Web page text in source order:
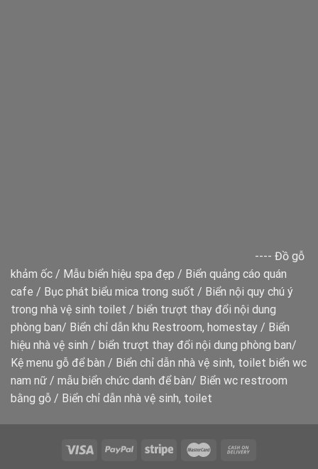
---- Đồ gỗ
khảm ốc / Mẫu biển hiệu spa đẹp / Biển quảng cáo quán
cafe / Bục phát biểu mica trong suốt / Biển nội quy chú ý
trong nhà vệ sinh toilet / biển trượt thay đổi nội dung
phòng ban/ Biển chỉ dẫn khu Restroom, homestay / Biển
hiệu nhà vệ sinh / biển trượt thay đổi nội dung phòng ban/
Kệ menu gỗ để bàn / Biển chỉ dẫn nhà vệ sinh, toilet biển wc
nam nữ / mẫu biển chức danh để bàn/ Biển wc restroom
bằng gỗ / Biển chỉ dẫn nhà vệ sinh, toilet